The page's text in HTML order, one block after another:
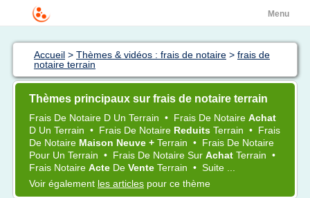
Menu
Accueil > Thèmes & vidéos : frais de notaire > frais de
notaire terrain
Thèmes principaux sur frais de notaire terrain
Frais De Notaire D Un Terrain • Frais De Notaire Achat
D Un Terrain • Frais De Notaire Reduits Terrain • Frais
De Notaire Maison Neuve + Terrain • Frais De Notaire
Pour Un Terrain • Frais De Notaire Sur Achat Terrain •
Frais Notaire Acte De Vente Terrain • Suite ...
Voir également les articles pour ce thème